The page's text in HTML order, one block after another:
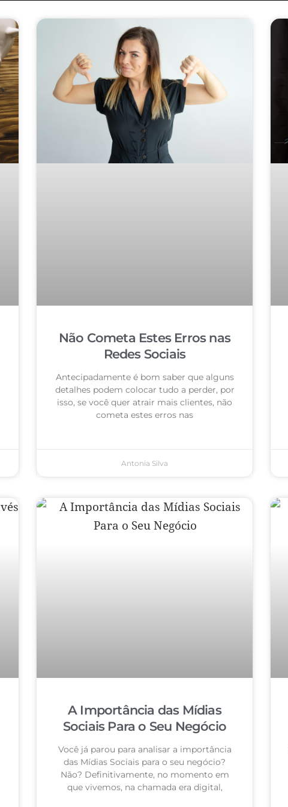
Não Cometa Estes Erros nas
Redes Sociais
Antecipadamente é bom saber que alguns
detalhes podem colocar tudo a perder, por
isso, se você quer atrair mais clientes, não
cometa estes erros nas
Antonia Silva
A Importância das Mídias
Sociais Para o Seu Negócio
Você já parou para analisar a importância
das Mídias Sociais para o seu negócio?
Não? Definitivamente, no momento em
que vivemos, na chamada era digital,